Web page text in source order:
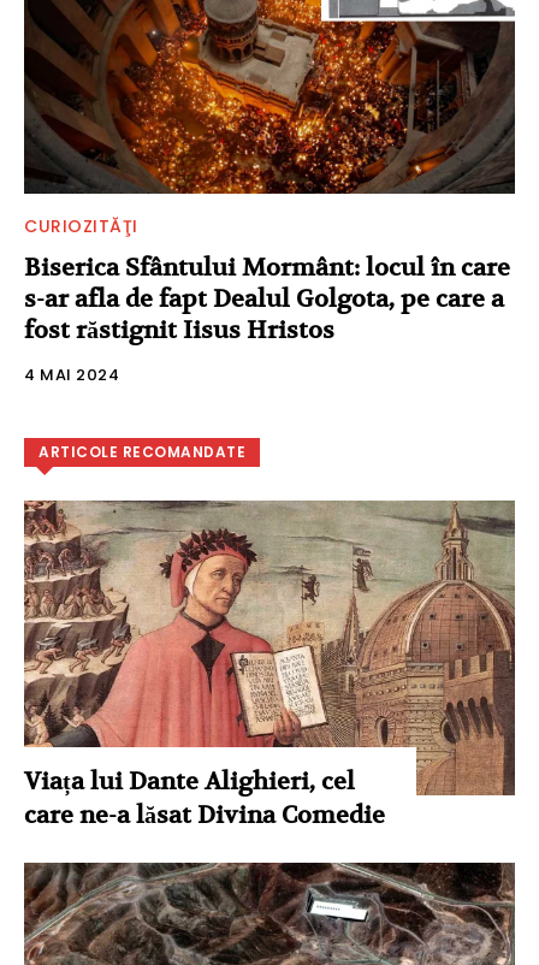
CURIOZITĂŢI
Biserica Sfântului Mormânt: locul în care
s-ar afla de fapt Dealul Golgota, pe care a
fost răstignit Iisus Hristos
4 MAI 2024
ARTICOLE RECOMANDATE
Viața lui Dante Alighieri, cel
care ne-a lăsat Divina Comedie